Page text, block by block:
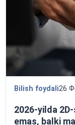
2026-yilda
emas, balki
Bilish foydali26